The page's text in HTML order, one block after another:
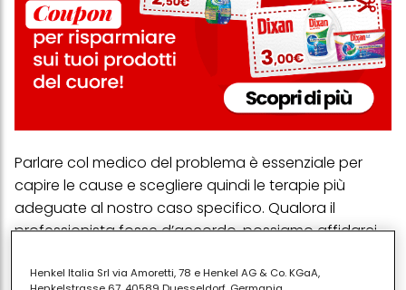
Parlare col medico del problema è essenziale per
capire le cause e scegliere quindi le terapie più
adeguate al nostro caso specifico. Qualora il
professionista fosse d’accordo, possiamo affidarci
dei farmaci e possono donarci sollievo.
Henkel Italia Srl via Amoretti, 78 e Henkel AG & Co. KGaA,